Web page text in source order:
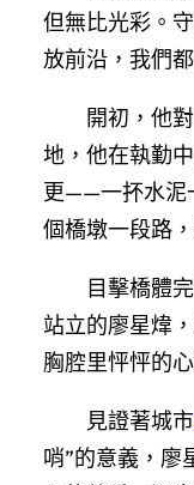
但無比光彩。
放前沿，我們
開初，他
地，他在執勤
更——一抔水泥
個橋墩一段路
目擊橋體
站立的廖星煒
胸腔里怦怦的
見證著城市
哨”的意義，廖